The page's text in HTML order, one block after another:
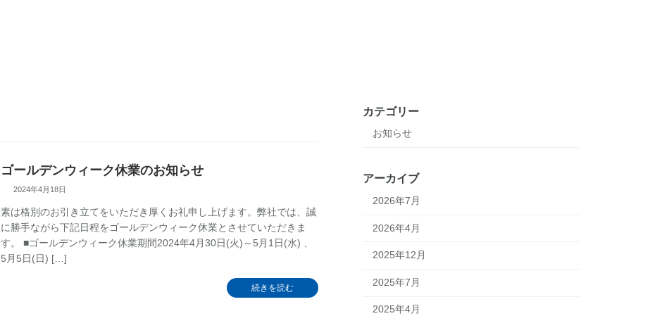
ゴールデンウィーク休業のお知らせ
2024年4月18日
素は格別のお引き立てをいただき厚くお礼申し上げます。弊社では、誠
に勝手ながら下記日程をゴールデンウィーク休業とさせていただきま
す。 ■ゴールデンウィーク休業期間2024年4月30日(火)～5月1日(水) 、
5月5日(日) […]
続きを読む
カテゴリー
お知らせ
アーカイブ
2026年7月
2026年4月
2025年12月
2025年7月
2025年4月